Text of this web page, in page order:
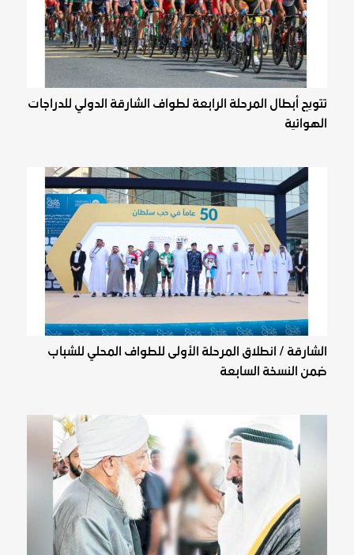
تتويج أبطال المرحلة الرابعة لطواف الشارقة الدولي للدراجات
الهوائية
الشارقة / انطلاق المرحلة الأولى للطواف المحلي للشباب
ضمن النسخة السابعة